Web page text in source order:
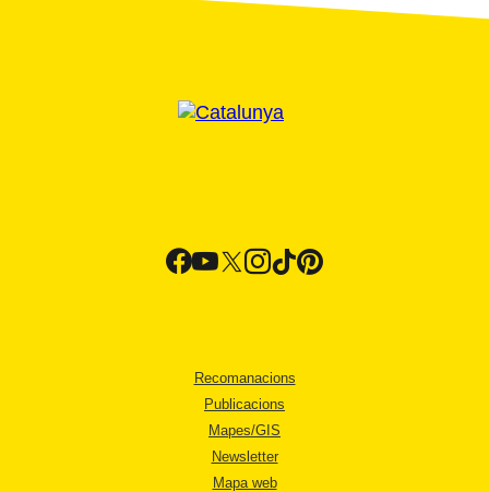
Recomanacions
Publicacions
Mapes/GIS
Newsletter
Mapa web